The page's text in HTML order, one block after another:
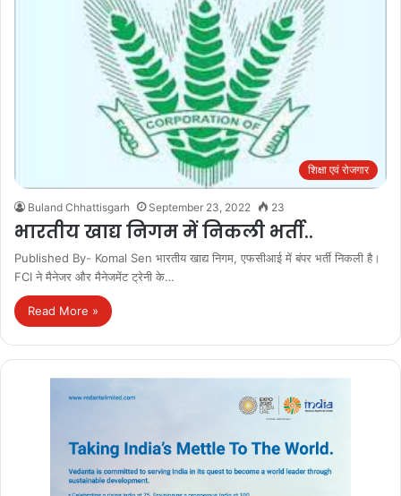
शिक्षा एवं रोजगार
Buland Chhattisgarh September 23, 2022 23
भारतीय खाद्य निगम में निकली भर्ती..
Published By- Komal Sen भारतीय खाद्य निगम, एफसीआई में बंपर भर्ती निकली है।
FCI ने मैनेजर और मैनेजमेंट ट्रेनी के…
Read More »